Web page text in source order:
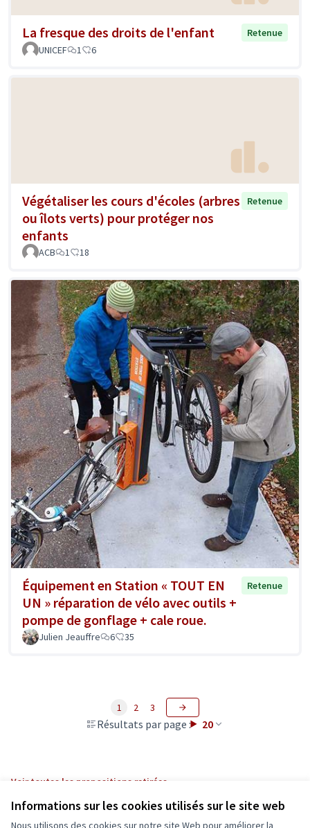
Informations sur les cookies utilisés sur le site web
Nous utilisons des cookies sur notre site Web pour améliorer la
La fresque des droits de l'enfant
Retenue
UNICEF
1 6
Végétaliser les cours d'écoles (arbres
ou îlots verts) pour protéger nos
enfants
Retenue
ACB 1 18
Équipement en Station « TOUT EN
UN » réparation de vélo avec outils +
pompe de gonflage + cale roue.
Retenue
Julien Jeauffre 6 35
Résultats par page : 20
1 2 3
Voir toutes les propositions retirées